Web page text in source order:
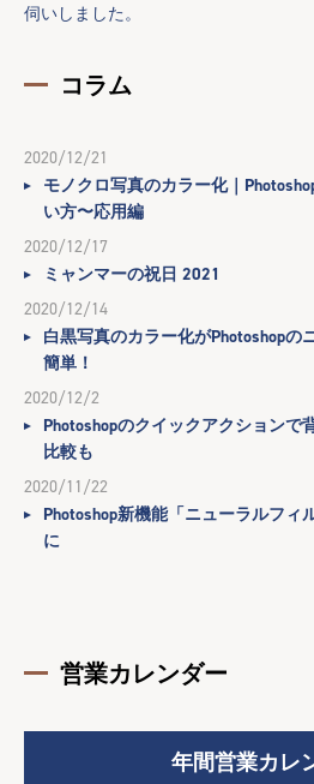
伺いしました。
コラム
2020/12/21
モノクロ写真のカラー化｜
い方〜応用編
2020/12/17
ミャンマーの祝日 2021
2020/12/14
白黒写真のカラー化がPhotoshopの
簡単！
2020/12/2
Photoshopのクイックアクションで
比較も
2020/11/22
Photoshop新機能「ニューラルフィ
に
営業カレンダー
年間営業カレ